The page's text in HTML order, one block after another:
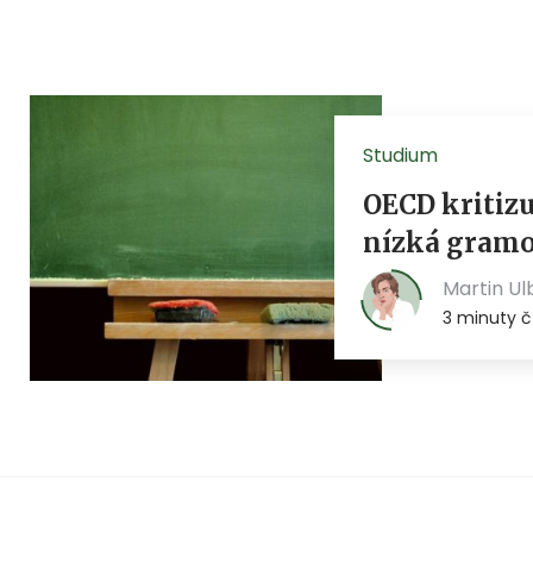
Studium
OECD
nízká
Martin
3 minuty